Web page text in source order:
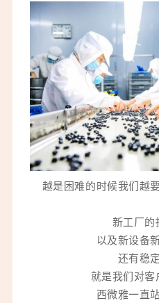
越是困难的时候我们越
新工厂的
以及新设备
还有稳
就是我们对
西微雅一直